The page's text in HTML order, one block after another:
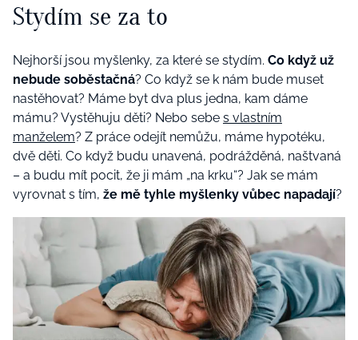
Stydím se za to
Nejhorší jsou myšlenky, za které se stydím. Co když už
nebude soběstačná? Co když se k nám bude muset
nastěhovat? Máme byt dva plus jedna, kam dáme
mámu? Vystěhuju děti? Nebo sebe s vlastním
manželem? Z práce odejít nemůžu, máme hypotéku,
dvě děti. Co když budu unavená, podrážděná, naštvaná
– a budu mít pocit, že ji mám „na krku“? Jak se mám
vyrovnat s tím, že mě tyhle myšlenky vůbec napadají?